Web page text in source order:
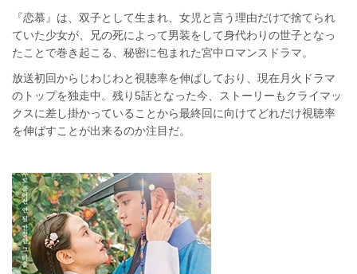
『恋慕』は、双子として生まれ、女児と言う理由だけで捨てられ
ていた少女が、兄の死によって男装をして身代わりの世子となっ
たことで巻き起こる、秘密に包まれた宮中ロマンスドラマ。
放送初回からじわじわと視聴率を伸ばしており、現在月火ドラマ
のトップを独走中。残り5話となった今、ストーリーもクライマッ
クスに差し掛かっていることから最終回に向けてどれだけ視聴率
を伸ばすことが出来るのか注目だ。